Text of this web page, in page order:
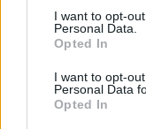
consent section.
I want to opt-
Personal Data.
Opted In
I want to opt-
Personal Data
Opted In